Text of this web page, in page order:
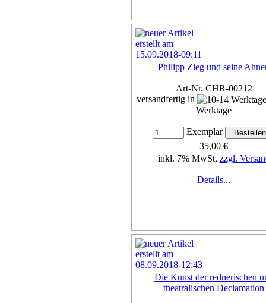
Philipp Zieg und seine
Art-Nr. CHR-00212
versandfertig in
Werktage
Exemplar
35,00 €
inkl. 7% MwSt, zzgl.
Details...
Die Kunst der rednerischen
theatralischen Declamation